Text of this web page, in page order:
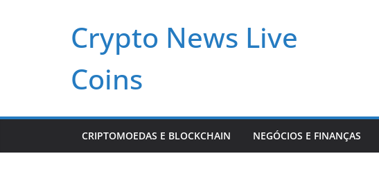
Crypto News Live
Coins
CRIPTOMOEDAS E BLOCKCHAIN NEGÓCIOS E FINANÇAS